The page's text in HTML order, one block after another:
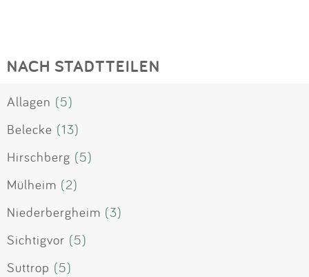
NACH STADTTEILEN
Allagen (5)
Belecke (13)
Hirschberg (5)
Mülheim (2)
Niederbergheim (3)
Sichtigvor (5)
Suttrop (5)